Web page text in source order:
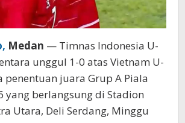
Medan — Timnas Indonesia U-
unggul 1-0 atas Vietnam U-
penentuan juara Grup A Piala
yang berlangsung di Stadion
Utara, Deli Serdang, Minggu